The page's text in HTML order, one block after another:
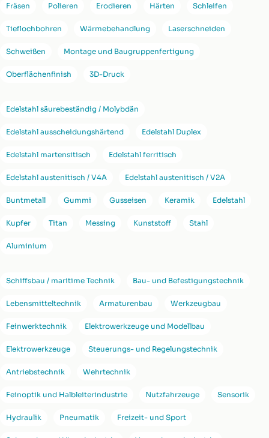
Fräsen Polieren Erodieren Härten Schleifen
Tieflochbohren Wärmebehandlung Laserschneiden
Schweißen Montage und Baugruppenfertigung
Oberflächenfinish 3D-Druck
Edelstahl säurebeständig / Molybdän
Edelstahl ausscheidungshärtend Edelstahl Duplex
Edelstahl martensitisch Edelstahl ferritisch
Edelstahl austenitisch / V4A Edelstahl austenitisch / V2A
Buntmetall Gummi Gusseisen Keramik Edelstahl
Kupfer Titan Messing Kunststoff Stahl
Aluminium
Schiffsbau / maritime Technik Bau- und Befestigungstechnik
Lebensmitteltechnik Armaturenbau Werkzeugbau
Feinwerktechnik Elektrowerkzeuge und Modellbau
Elektrowerkzeuge Steuerungs- und Regelungstechnik
Antriebstechnik Wehrtechnik
Feinoptik und Halbleiterindustrie Nutzfahrzeuge Sensorik
Hydraulik Pneumatik Freizeit- und Sport